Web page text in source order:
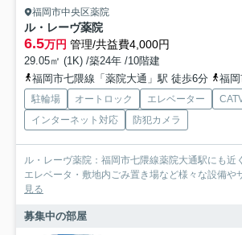
福岡市中央区薬院
ル・レーヴ薬院
6.5万円 管理/共益費4,000円
29.05㎡ (1K) /築24年 /10階建
福岡市七隈線「薬院大通」駅 徒歩6分
福岡市
駐輪場 オートロック エレベーター
インターネット対応
防犯カメラ
ル・レーヴ薬院：福岡市七隈線薬院大通駅にも近
エレベータ・敷地内ごみ置き場など様々な設備や
見る
募集中の部屋